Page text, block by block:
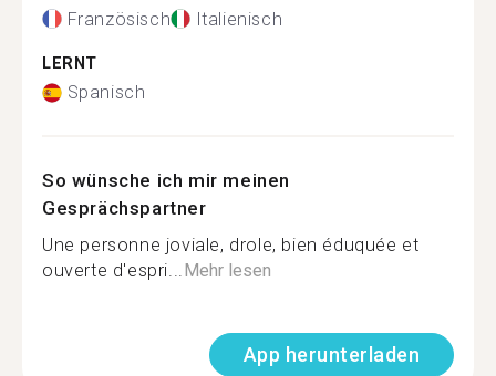
Französisch Italienisch
LERNT
Spanisch
So wünsche ich mir meinen
Gesprächspartner
Une personne joviale, drole, bien éduquée et
ouverte d'espri...Mehr lesen
App herunterladen